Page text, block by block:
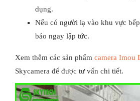
dụng.
Nếu có người lạ vào khu vực
báo ngay lập tức.
Xem thêm các sản phẩm camera Imou
Skycamera để được tư vấn chi tiết.